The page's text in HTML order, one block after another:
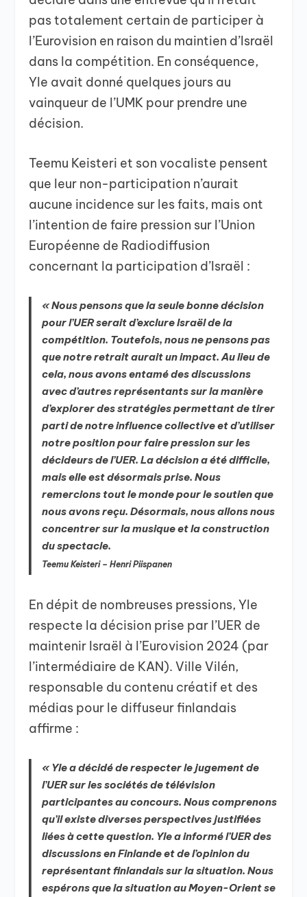
pas totalement certain de participer à
l’Eurovision en raison du maintien d’Israël
dans la compétition. En conséquence,
Yle avait donné quelques jours au
vainqueur de l’UMK pour prendre une
décision.
Teemu Keisteri et son vocaliste pensent
que leur non-participation n’aurait
aucune incidence sur les faits, mais ont
l’intention de faire pression sur l’Union
Européenne de Radiodiffusion
concernant la participation d’Israël :
« Nous pensons que la seule bonne décision
pour l’UER serait d’exclure Israël de la
compétition. Toutefois, nous ne pensons pas
que notre retrait aurait un impact. Au lieu de
cela, nous avons entamé des discussions
avec d’autres représentants sur la manière
d’explorer des stratégies permettant de tirer
parti de notre influence collective et d’utiliser
notre position pour faire pression sur les
décideurs de l’UER. La décision a été difficile,
mais elle est désormais prise. Nous
remercions tout le monde pour le soutien que
nous avons reçu. Désormais, nous allons nous
concentrer sur la musique et la construction
du spectacle.
Teemu Keisteri – Henri Piispanen
En dépit de nombreuses pressions, Yle
respecte la décision prise par l’UER de
maintenir Israël à l’Eurovision 2024 (par
l’intermédiaire de KAN). Ville Vilén,
responsable du contenu créatif et des
médias pour le diffuseur finlandais
affirme :
« Yle a décidé de respecter le jugement de
l’UER sur les sociétés de télévision
participantes au concours. Nous comprenons
qu’il existe diverses perspectives justifiées
liées à cette question. Yle a informé l’UER des
discussions en Finlande et de l’opinion du
représentant finlandais sur la situation. Nous
espérons que la situation au Moyen-Orient se